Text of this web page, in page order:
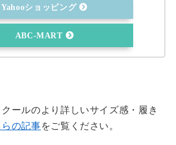
Yahooショッピング
ABC-MART
ールのより詳しいサイズ感・履き
らの記事をご覧ください。